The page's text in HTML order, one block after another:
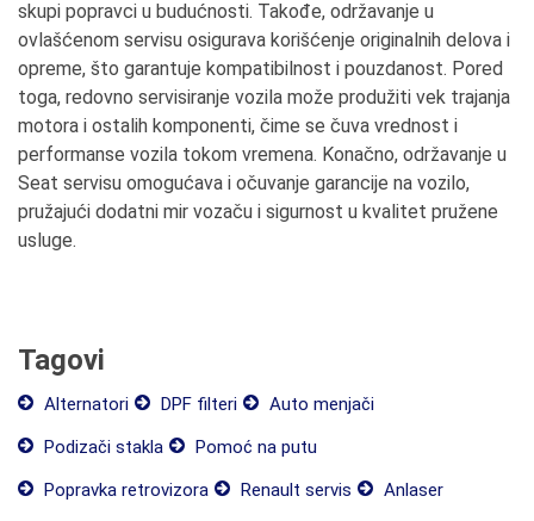
skupi popravci u budućnosti. Takođe, održavanje u
ovlašćenom servisu osigurava korišćenje originalnih delova i
opreme, što garantuje kompatibilnost i pouzdanost. Pored
toga, redovno servisiranje vozila može produžiti vek trajanja
motora i ostalih komponenti, čime se čuva vrednost i
performanse vozila tokom vremena. Konačno, održavanje u
Seat servisu omogućava i očuvanje garancije na vozilo,
pružajući dodatni mir vozaču i sigurnost u kvalitet pružene
usluge.
Tagovi
Alternatori DPF filteri
Auto menjači
Podizači stakla
Pomoć na putu
Popravka retrovizora
Renault servis
Anlaser